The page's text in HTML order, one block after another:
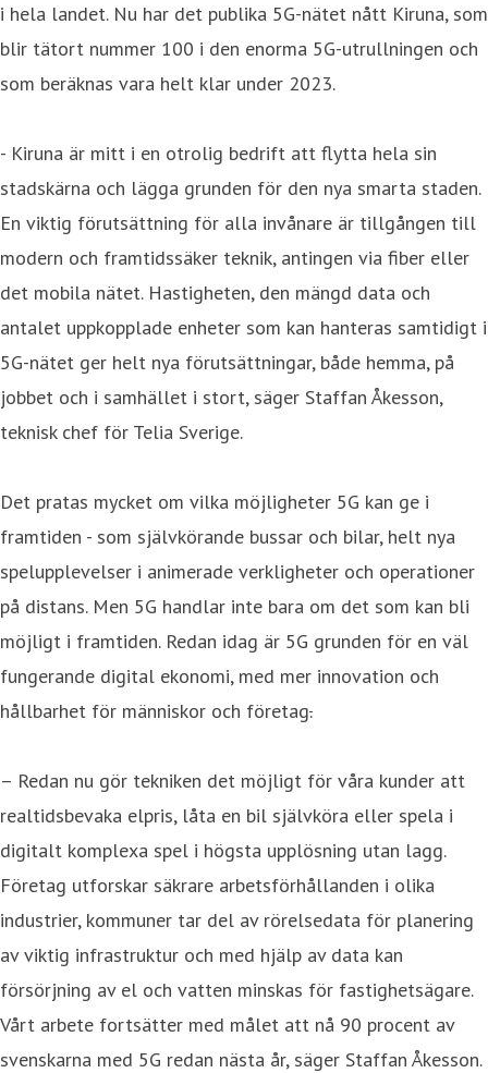
i hela landet. Nu har det publika 5G-nätet nått Kiruna, som
blir tätort nummer 100 i den enorma 5G-utrullningen och
som beräknas vara helt klar under 2023.
- Kiruna är mitt i en otrolig bedrift att flytta hela sin
stadskärna och lägga grunden för den nya smarta staden.
En viktig förutsättning för alla invånare är tillgången till
modern och framtidssäker teknik, antingen via fiber eller
det mobila nätet. Hastigheten, den mängd data och
antalet uppkopplade enheter som kan hanteras samtidigt i
5G-nätet ger helt nya förutsättningar, både hemma, på
jobbet och i samhället i stort,säger Staffan Åkesson,
teknisk chef för Telia Sverige.
Det pratas mycket om vilka möjligheter 5G kan ge i
framtiden - som självkörande bussar och bilar, helt nya
spelupplevelser i animerade verkligheter och operationer
på distans. Men 5G handlar inte bara om det som kan bli
möjligt i framtiden. Redan idag är 5G grunden för en väl
fungerande digital ekonomi, med mer innovation och
hållbarhet för människor och företag.
– Redan nu gör tekniken det möjligt för våra kunder att
realtidsbevaka elpris, låta en bil självköra eller spela i
digitalt komplexa spel i högsta upplösning utan lagg.
Företag utforskar säkrare arbetsförhållanden i olika
industrier, kommuner tar del av rörelsedata för planering
av viktig infrastruktur och med hjälp av data kan
försörjning av el och vatten minskas för fastighetsägare.
Vårt arbete fortsätter med målet att nå 90 procent av
svenskarna med 5G redan nästa år, säger Staffan Åkesson.